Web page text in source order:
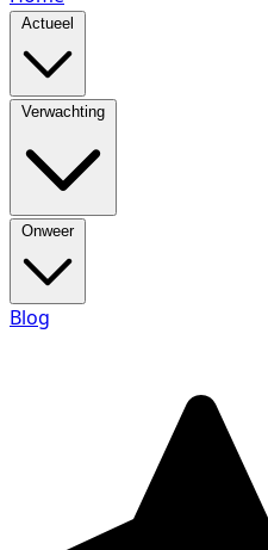
Actueel
Verwachting
Onweer
Blog